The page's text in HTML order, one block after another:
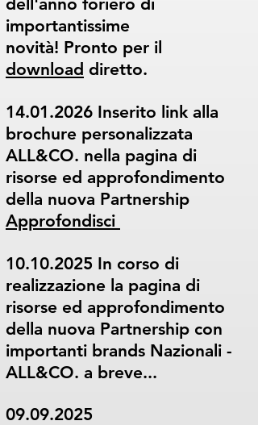
importantissime
novità! Pronto per il
download diretto.
14.01.2026 Inserito link alla
brochure personalizzata
ALL&CO. nella pagina di
risorse ed approfondimento
della nuova Partnership
Approfondisci
10.10.2025 In corso di
realizzazione la pagina di
risorse ed approfondimento
della nuova Partnership con
importanti brands Nazionali -
ALL&CO. a breve...
09.09.2025